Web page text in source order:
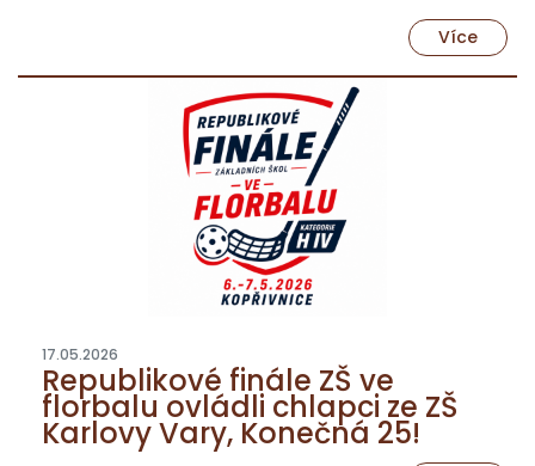
Více
17.05.2026
Republikové finále ZŠ ve
florbalu ovládli chlapci ze ZŠ
Karlovy Vary, Konečná 25!